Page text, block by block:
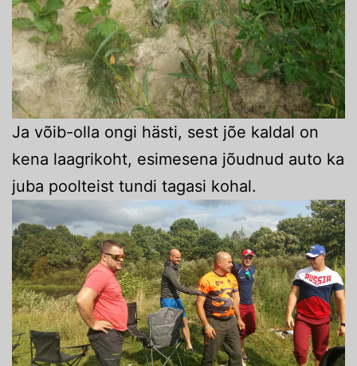
Ja võib-olla ongi hästi, sest jõe kaldal on
kena laagrikoht, esimesena jõudnud auto ka
juba poolteist tundi tagasi kohal.